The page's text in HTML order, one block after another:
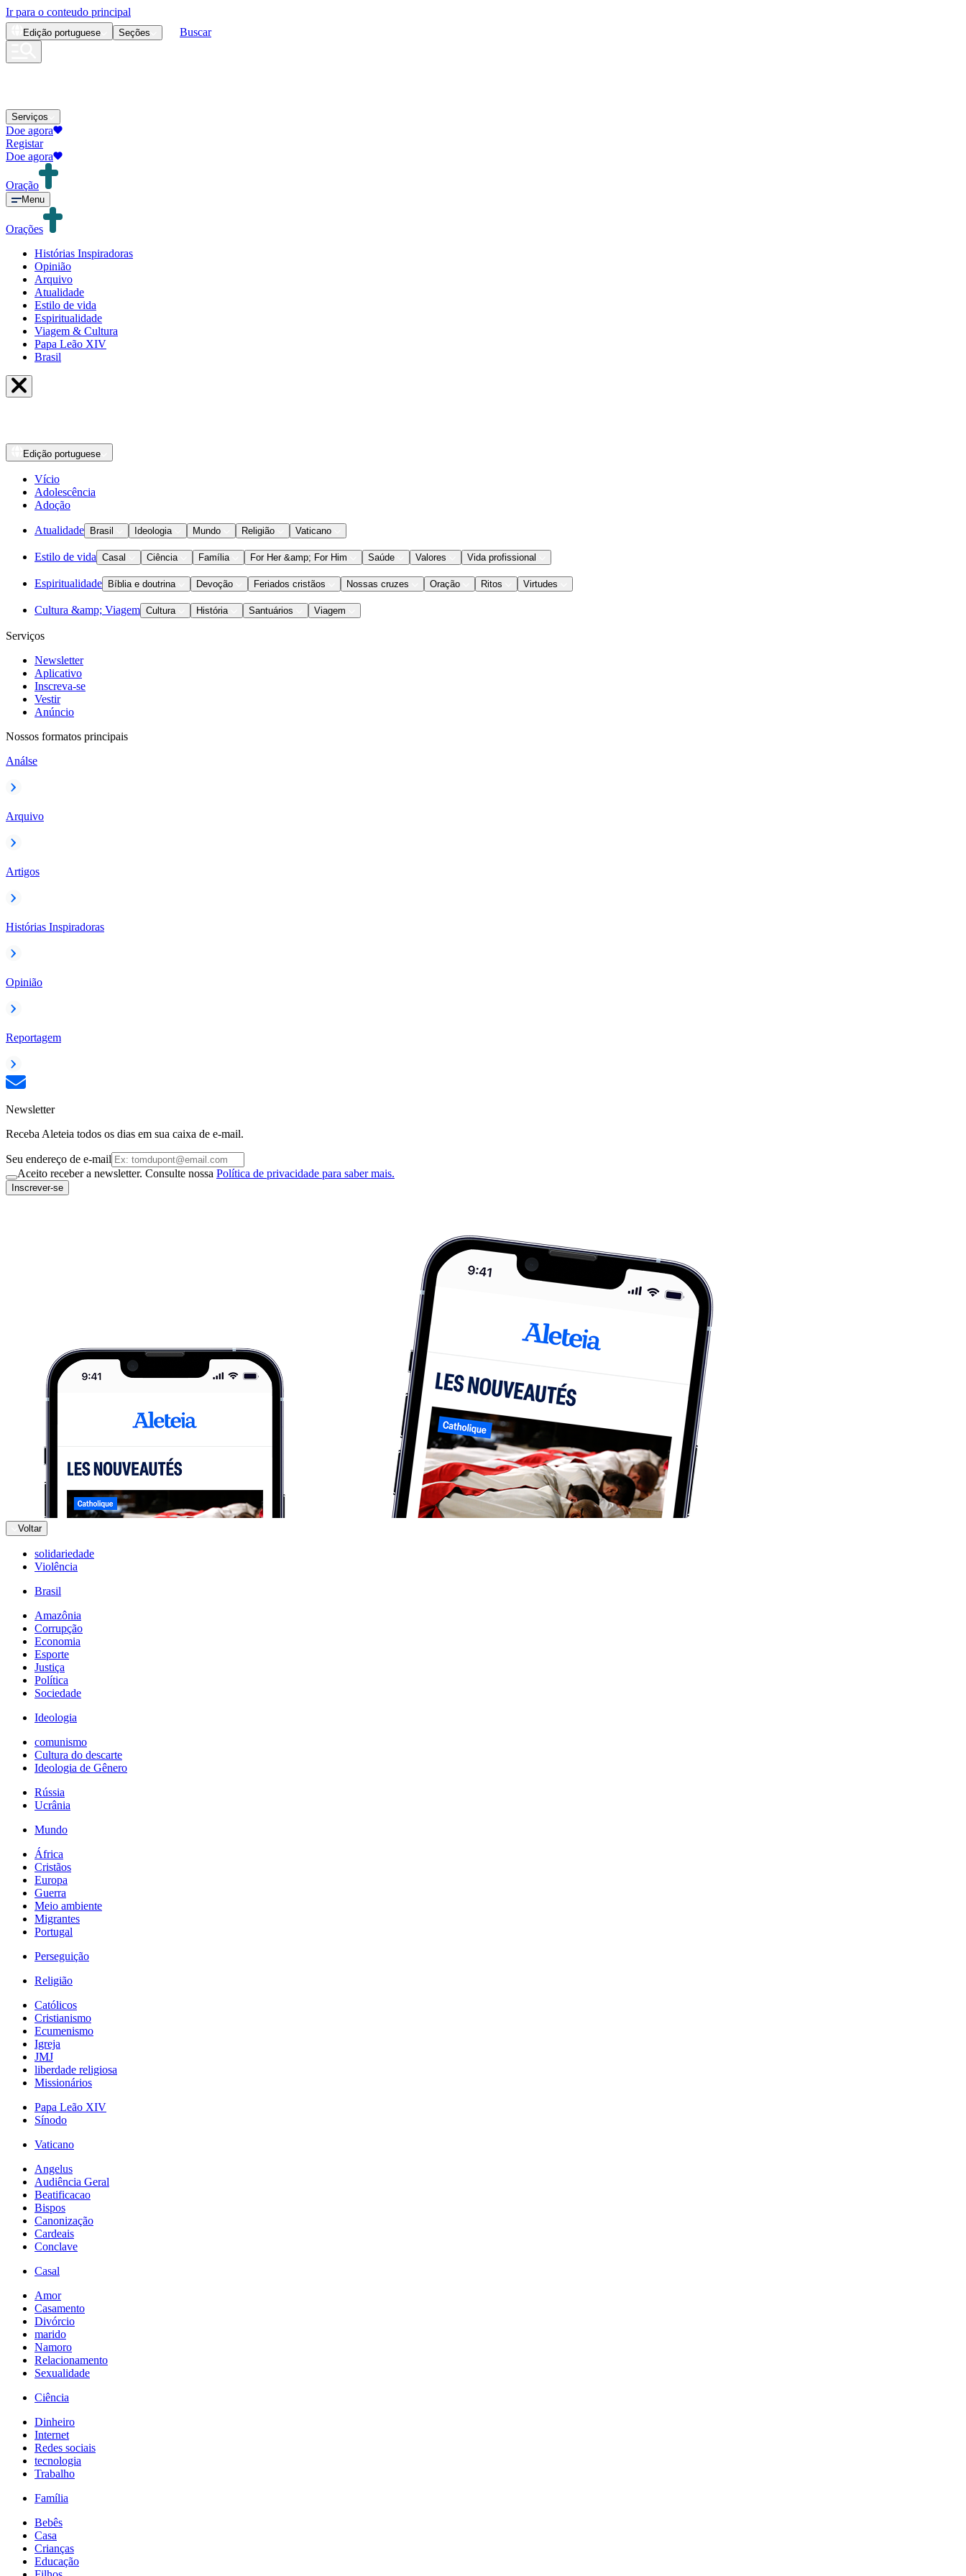
Ir para o conteudo principal
Edição portuguese Seções Buscar
Serviços
Doe agora
Registar
Doe agora
Oração
Menu
Orações
Histórias Inspiradoras
Opinião
Arquivo
Atualidade
Estilo de vida
Espiritualidade
Viagem & Cultura
Papa Leão XIV
Brasil
Edição portuguese
Vício
Adolescência
Adoção
Atualidade Brasil Ideologia Mundo Religião Vaticano
Estilo de vida Casal Ciência Família For Her &amp; For Him Saúde Valores Vida profissional
Espiritualidade Bíblia e doutrina Devoção Feriados cristãos Nossas cruzes Oração Ritos Virtudes
Cultura &amp; Viagem Cultura História Santuários Viagem
Serviços
Newsletter
Aplicativo
Inscreva-se
Vestir
Anúncio
Nossos formatos principais
Análse
Arquivo
Artigos
Histórias Inspiradoras
Opinião
Reportagem
Newsletter
Receba Aleteia todos os dias em sua caixa de e-mail.
Seu endereço de e-mail
Aceito receber a newsletter. Consulte nossa Política de privacidade para saber mais.
Inscrever-se
Voltar
solidariedade
Violência
Brasil
Amazônia
Corrupção
Economia
Esporte
Justiça
Política
Sociedade
Ideologia
comunismo
Cultura do descarte
Ideologia de Gênero
Rússia
Ucrânia
Mundo
África
Cristãos
Europa
Guerra
Meio ambiente
Migrantes
Portugal
Perseguição
Religião
Católicos
Cristianismo
Ecumenismo
Igreja
JMJ
liberdade religiosa
Missionários
Papa Leão XIV
Sínodo
Vaticano
Angelus
Audiência Geral
Beatificacao
Bispos
Canonização
Cardeais
Conclave
Casal
Amor
Casamento
Divórcio
marido
Namoro
Relacionamento
Sexualidade
Ciência
Dinheiro
Internet
Redes sociais
tecnologia
Trabalho
Família
Bebês
Casa
Crianças
Educação